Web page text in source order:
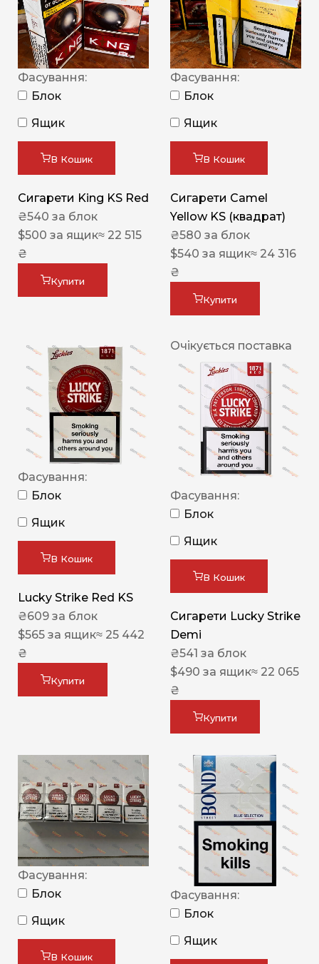
Фасування:
Блок
Ящик
В Кошик
Сигарети King KS Red
₴540 за блок
$500 за ящик≈ 22 515
₴
Купити
Фасування:
Блок
Ящик
В Кошик
Сигарети Camel
Yellow KS (квадрат)
₴580 за блок
$540 за ящик≈ 24 316
₴
Купити
Фасування:
Блок
Ящик
В Кошик
Lucky Strike Red KS
₴609 за блок
$565 за ящик≈ 25 442
₴
Купити
Очікується поставка
Фасування:
Блок
Ящик
В Кошик
Сигарети Lucky Strike
Demi
₴541 за блок
$490 за ящик≈ 22 065
₴
Купити
Фасування:
Блок
Ящик
В Кошик
Фасування:
Блок
Ящик